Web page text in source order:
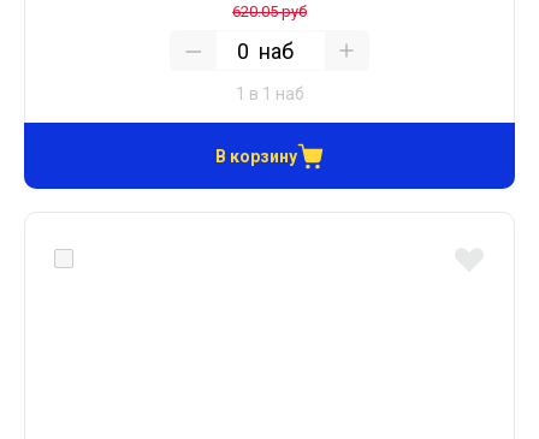
620.05 руб
наб
1 в 1 наб
В корзину